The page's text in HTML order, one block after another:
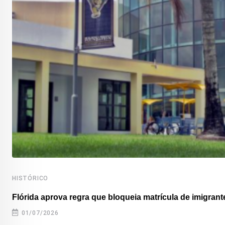
HISTÓRICO
Flórida aprova regra que bloqueia matrícula de
01/07/2026